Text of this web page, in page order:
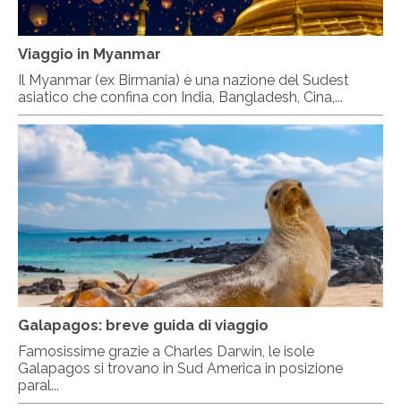
Viaggio in Myanmar
Il Myanmar (ex Birmania) è una nazione del Sudest
asiatico che confina con India, Bangladesh, Cina,...
Galapagos: breve guida di viaggio
Famosissime grazie a Charles Darwin, le isole
Galapagos si trovano in Sud America in posizione
paral...